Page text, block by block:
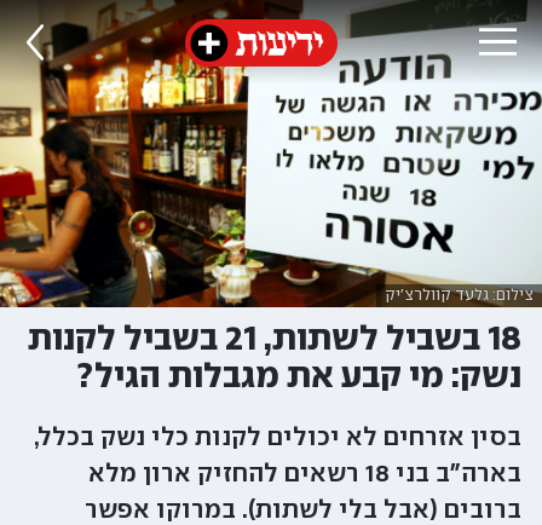
צילום: גלעד קוולרצ'יק
18 בשביל לשתות, 21 בשביל לקנות
נשק: מי קבע את מגבלות הגיל?
בסין אזרחים לא יכולים לקנות כלי נשק בכלל,
בארה"ב בני 18 רשאים להחזיק ארון מלא
ברובים (אבל בלי לשתות). במרוקו אפשר